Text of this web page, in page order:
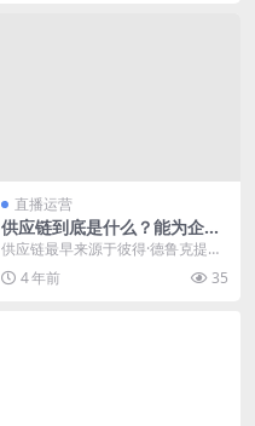
直播运营
供应链到底是什么？能为企业
带来什么样的便利与利益
供应链最早来源于彼得·德鲁克提出
的'经济链',而后经由迈克尔...
4 年前 35